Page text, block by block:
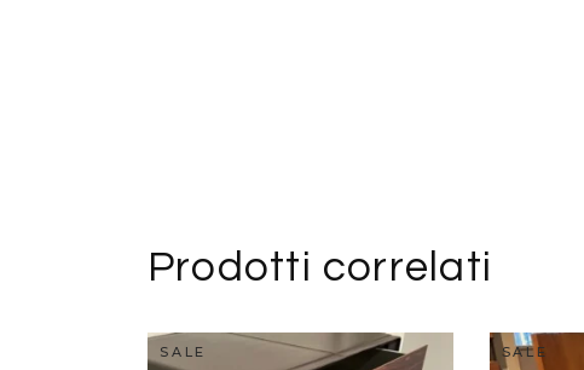
Prodotti correlati
SALE SALE